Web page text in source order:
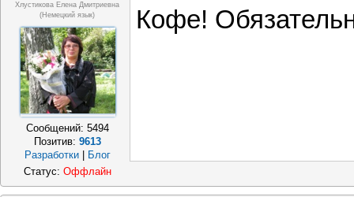
Хлустикова Елена Дмитриевна
(немецкий язык)
Сообщений: 5494
Позитив: 9613
Разработки
Блог
Кофе!
Статус: Оффлайн